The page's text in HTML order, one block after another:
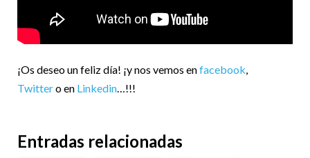
¡Os deseo un feliz día! ¡y nos vemos enfacebook,
Twittero en Linkedin…!!!
Entradas relacionadas